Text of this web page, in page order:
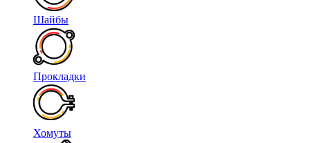
Шайбы
Прокладки
Хомуты